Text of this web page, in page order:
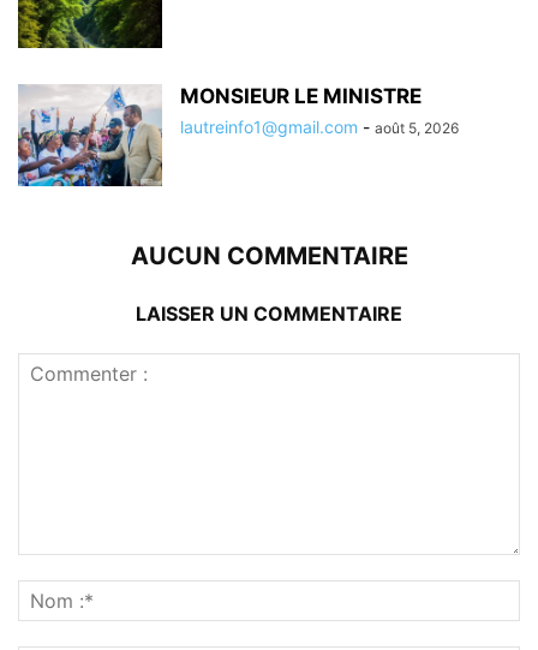
MONSIEUR LE MINISTRE
lautreinfo1@gmail.com - août 5, 2026
AUCUN COMMENTAIRE
LAISSER UN COMMENTAIRE